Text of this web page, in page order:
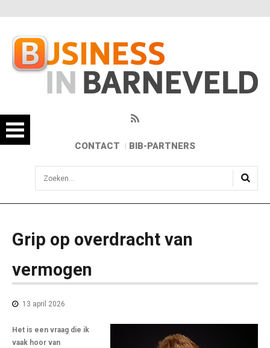
CONTACT BIB-PARTNERS
sisea.search
Grip op overdracht van
vermogen
13 april 2026
Het is een vraag die ik
vaak hoor van